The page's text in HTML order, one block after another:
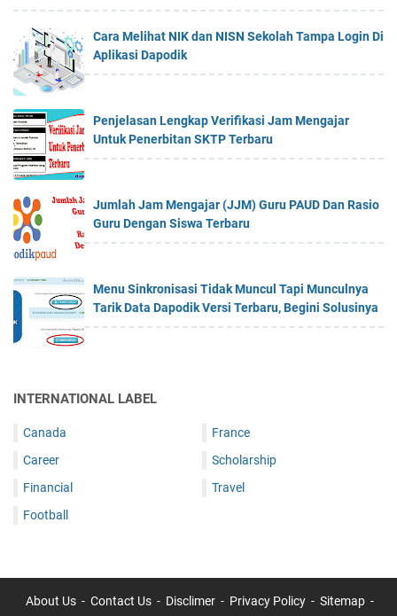
Cara Melihat NIK dan NISN Sekolah Tampa Login Di
Aplikasi Dapodik
Penjelasan Lengkap Verifikasi Jam Mengajar
Untuk Penerbitan SKTP Terbaru
Jumlah Jam Mengajar (JJM) Guru PAUD Dan Rasio
Guru Dengan Siswa Terbaru
Menu Sinkronisasi Tidak Muncul Tapi Munculnya
Tarik Data Dapodik Versi Terbaru, Begini Solusinya
INTERNATIONAL LABEL
Canada
Career
Financial
Football
France
Scholarship
Travel
About Us Contact Us Disclimer Privacy Policy Sitemap